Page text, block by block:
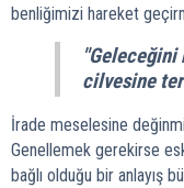
benliğimizi hareket
"Geleceğini
cilvesine
İrade meselesine
Genellemek gerekirse
bağlı olduğu bir anlayış